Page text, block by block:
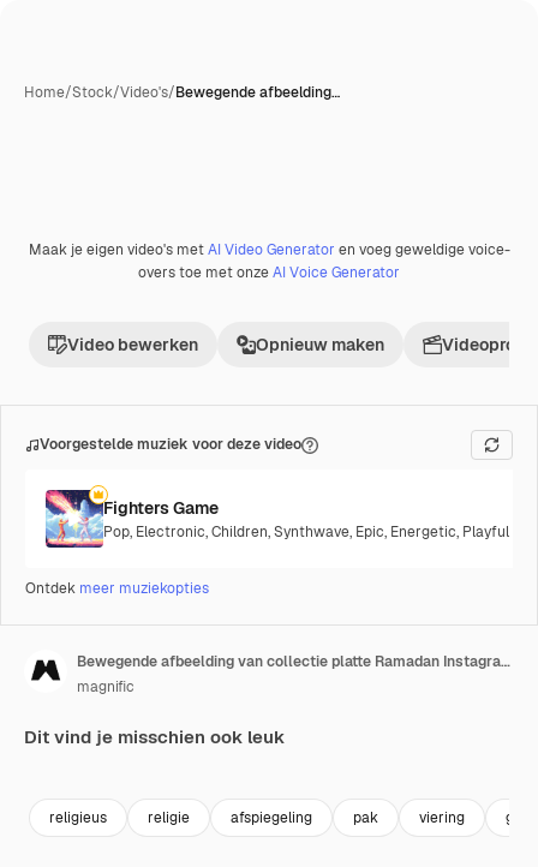
Home/Stock/Video's/Bewegende afbeelding…
Maak je eigen video's metAI Video Generator en voeg geweldige voice-
overs toe met onzeAI Voice Generator
Video bewerken Opnieuw maken
Voorgestelde muziek voor deze video
Fighters Game
Pop, Electronic,Children,Synthwave, Epic, Energetic, Playful
Ontdek meer muziekopties
Bewegende afbeelding van collectie platte Ramadan Instagram-verhalen
magnific
Dit vind je misschien ook leuk
religieus religie afspiegeling pak viering